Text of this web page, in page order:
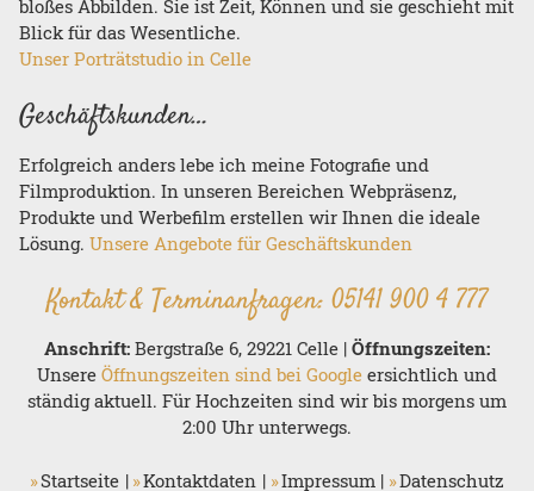
bloßes Abbilden. Sie ist Zeit, Können und sie geschieht mit
Blick für das Wesentliche.
Unser Porträtstudio in Celle
Geschäftskunden…
Erfolgreich anders lebe ich meine Fotografie und
Filmproduktion. In unseren Bereichen Webpräsenz,
Produkte und Werbefilm erstellen wir Ihnen die ideale
Lösung. Unsere Angebote für Geschäftskunden
Kontakt & Terminanfragen: 05141 900 4 777
Anschrift: Bergstraße 6, 29221 Celle | Öffnungszeiten:
Unsere Öffnungszeiten sind bei Google ersichtlich und
ständig aktuell. Für Hochzeiten sind wir bis morgens um
2:00 Uhr unterwegs.
Startseite Kontaktdaten Impressum Datenschutz